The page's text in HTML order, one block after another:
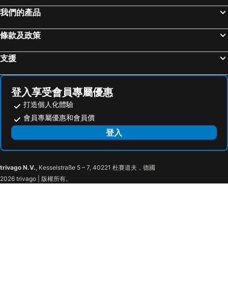
Vinpearl Resort & Golf Nam Hoi An
Ally Beach Boutique Hotel Hoian
Hoi An Emotion Boutique Villa
Hoi An Green Apple Hotel
Grandvrio Ocean Resort Danang
Mulberry Collection Silk Eco
Lantana Riverside Hoi An Boutique Hotel & Spa
Hoi An Blue Sky Boutique Hotel & Spa
Little Town Villa
我們的產品
條款及政策
支援
登入享受會員專屬優惠
打造個人化體驗
會員專屬優惠和會員價
登入
trivago N.V., Kesselstraße 5 – 7, 40221 杜賽道夫，德國
2026 trivago | 版權所有。